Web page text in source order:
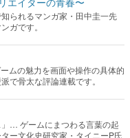
られるマンガ家・田中圭一先
ガです。
ムの魅力を画面や操作の具体的
で骨太な評論連載です。
」… ゲームにまつわる言葉の起
ー文化史研究家・タイニーP氏